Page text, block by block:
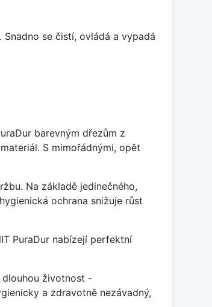
se čistí, ovládá a vypadá
barevným dřezům z
S mimořádnými, opět
Na základě jedinečného,
ochrana snižuje růst
PuraDur nabízejí perfektní
dlouhou životnost -
a zdravotně nezávadný,